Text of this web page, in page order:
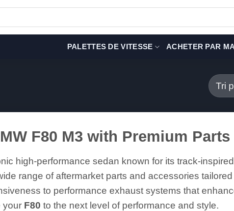
PALETTES DE VITESSE ACHETER PAR
F80 M3 with Premium Parts
high-performance sedan known for its track-
range of aftermarket parts and accessories
to performance exhaust systems that
your F80 to the next level of performance and style.